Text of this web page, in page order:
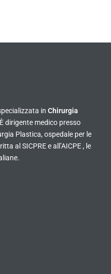
in Chirurgia
dirigente medico presso
Plastica, ospedale per le
al SICPRE e all’AICPE , le